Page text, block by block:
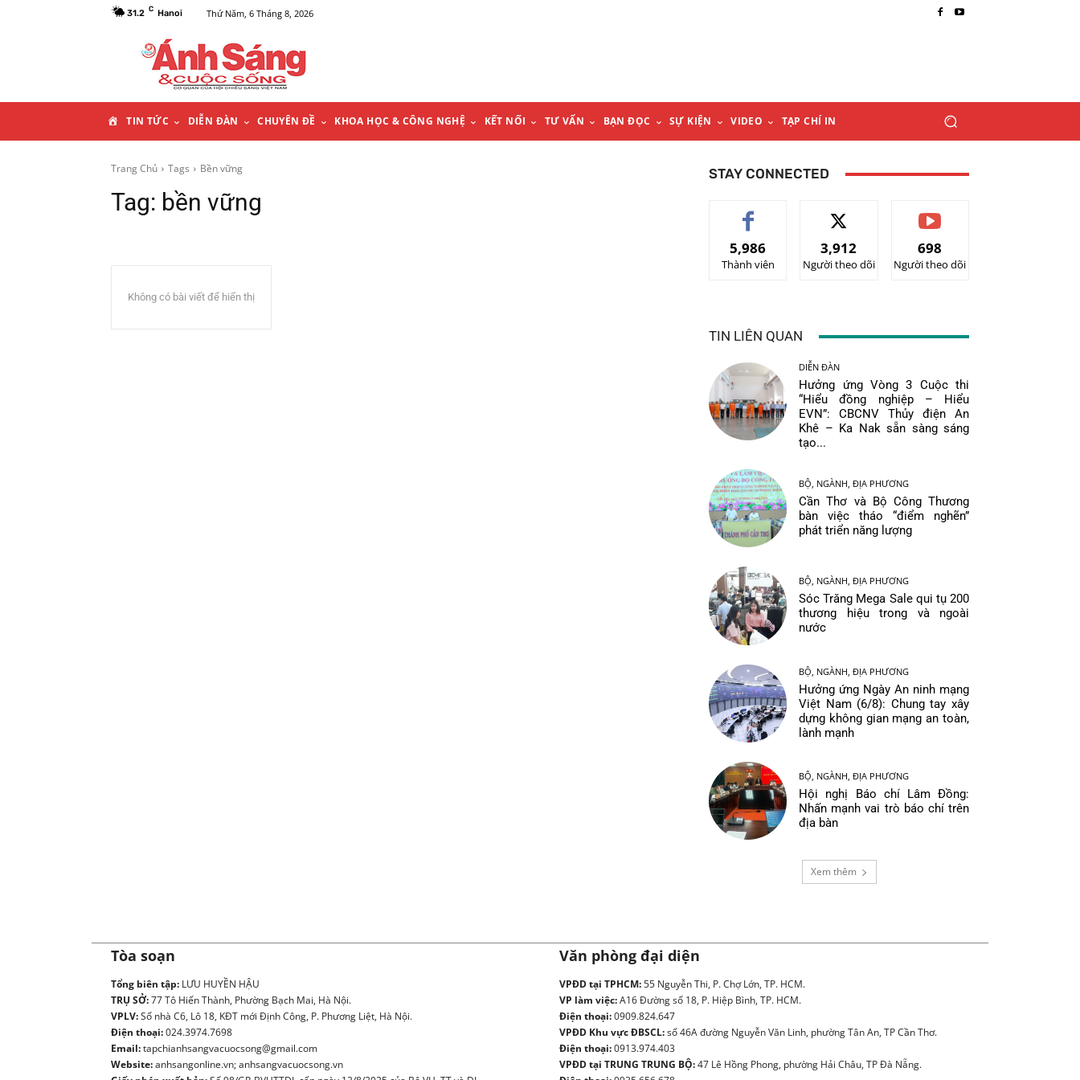
31.2 C Hanoi Thứ Năm, 6 Tháng 8, 2026
A
TIN TỨC DIỄN ĐÀN CHUYÊN ĐỀ KHOA HỌC & CÔNG NGHỆ KẾT NỐI TƯ VẤN BẠN ĐỌC SỰ KIỆN VIDEO TẠP CHÍ IN
Trang Chủ Tags Bền vững
Tag: bền vững
Không có bài viết để hiển thị
STAY CONNECTED
5,986
Thành viên
3,912
Người theo dõi
698
Người theo dõi
TIN LIÊN QUAN
DIỄN ĐÀN
Hưởng ứng Vòng 3 Cuộc thi
“Hiểu đồng nghiệp – Hiểu
EVN”: CBCNV Thủy điện An
Khê – Ka Nak sẵn sàng sáng
tạo...
BỘ, NGÀNH, ĐỊA PHƯƠNG
Cần Thơ và Bộ Công Thương
bàn việc tháo “điểm nghẽn”
phát triển năng lượng
BỘ, NGÀNH, ĐỊA PHƯƠNG
Sóc Trăng Mega Sale qui tụ 200
thương hiệu trong và ngoài
nước
BỘ, NGÀNH, ĐỊA PHƯƠNG
Hưởng ứng Ngày An ninh mạng
Việt Nam (6/8): Chung tay xây
dựng không gian mạng an toàn,
lành mạnh
BỘ, NGÀNH, ĐỊA PHƯƠNG
Hội nghị Báo chí Lâm Đồng:
Nhấn mạnh vai trò báo chí trên
địa bàn
Xem thêm
Tòa soạn
Tổng biên tập: LƯU HUYỀN HẬU
TRỤ SỞ:77 Tô Hiến Thành, Phường Bạch Mai, Hà Nội.
VPLV:Số nhà C6, Lô 18, KĐT mới Định Công, P. Phương Liệt, Hà Nội.
Điện thoại:024.3974.7698
Email:tapchianhsangvacuocsong@gmail.com
Website:anhsangonline.vn; anhsangvacuocsong.vn
Văn phòng đại diện
VPĐD tại TPHCM:55 Nguyễn Thi, P. Chợ Lớn, TP. HCM.
VP làm việc:A16 Đường số 18, P. Hiệp Bình, TP. HCM.
Điện thoại:0909.824.647
VPĐD Khu vực ĐBSCL:số 46A đường Nguyễn Văn Linh, phường Tân An, TP Cần Thơ.
Điện thoại:0913.974.403
VPĐD tại TRUNG TRUNG BỘ:47 Lê Hồng Phong, phường Hải Châu, TP Đà Nẵng.